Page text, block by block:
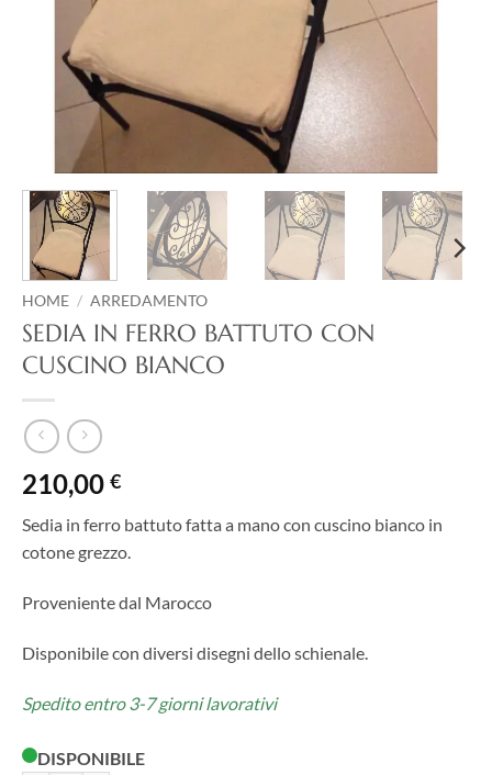
HOME / ARREDAMENTO
SEDIA IN FERRO BATTUTO CON
CUSCINO BIANCO
210,00 €
Sedia in ferro battuto fatta a mano con cuscino bianco in
cotone grezzo.
Proveniente dal Marocco
Disponibile con diversi disegni dello schienale.
Spedito entro 3-7 giorni lavorativi
DISPONIBILE